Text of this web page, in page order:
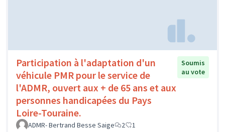
Participation à l'adaptation d'un
véhicule PMR pour le service de
l'ADMR, ouvert aux + de 65 ans et aux
personnes handicapées du Pays
Loire-Touraine.
Soumis
au vote
ADMR- Bertrand Besse Saige 2 1